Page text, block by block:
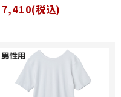
7,410(税込)